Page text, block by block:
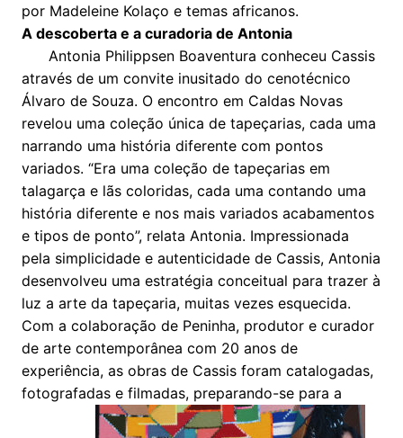
por Madeleine Kolaço e temas africanos.
A descoberta e a curadoria de Antonia
Antonia Philippsen Boaventura conheceu Cassis
através de um convite inusitado do cenotécnico
Álvaro de Souza. O encontro em Caldas Novas
revelou uma coleção única de tapeçarias, cada uma
narrando uma história diferente com pontos
variados. “Era uma coleção de tapeçarias em
talagarça e lãs coloridas, cada uma contando uma
história diferente e nos mais variados acabamentos
e tipos de ponto”, relata Antonia. Impressionada
pela simplicidade e autenticidade de Cassis, Antonia
desenvolveu uma estratégia conceitual para trazer à
luz a arte da tapeçaria, muitas vezes esquecida.
Com a colaboração de Peninha, produtor e curador
de arte contemporânea com 20 anos de
experiência, as obras de Cassis foram catalogadas,
fotografadas e filmadas, preparando-se para a